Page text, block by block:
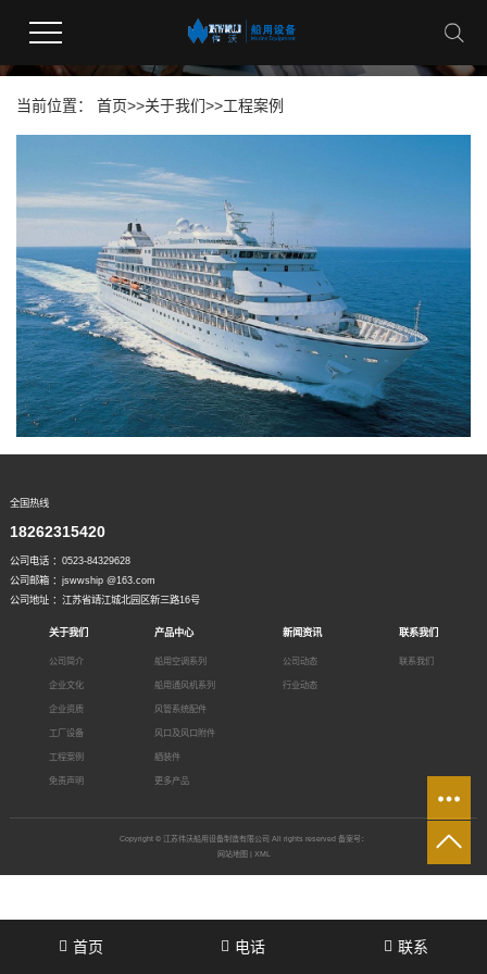
工程案例
当前位置： 首页>>关于我们>>工程案例
全国热线
18262315420
公司电话 ：0523-84329628
公司邮箱 ：jswwship @163.com
公司地址 ：江苏省靖江城北园区新三路16号
关于我们
公司简介
企业文化
企业资质
工厂设备
工程案例
免责声明
产品中心
船用空调系列
船用通风机系列
风管系统配件
风口及风口附件
舾装件
更多产品
新闻资讯
公司动态
行业动态
联系我们
联系我们
Copyright © 江苏伟沃船用设备制造有限公司 All rights reserved 备案号：
网站地图
XML
首页 电话 联系